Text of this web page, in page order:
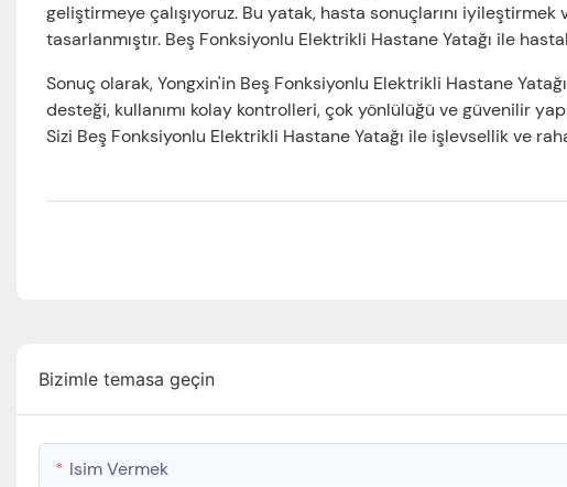
geliştirmeye çalışıyoruz. Bu yatak, hasta sonuçlarını
tasarlanmıştır. Beş Fonksiyonlu Elektrikli Hastane Yatağı ile
Sonuç olarak, Yongxin'in Beş Fonksiyonlu Elektrikli Hastane
desteği, kullanımı kolay kontrolleri, çok yönlülüğü ve güvenilir
Sizi Beş Fonksiyonlu Elektrikli Hastane Yatağı ile işlevsellik ve
Bizimle temasa geçin
Isim Vermek